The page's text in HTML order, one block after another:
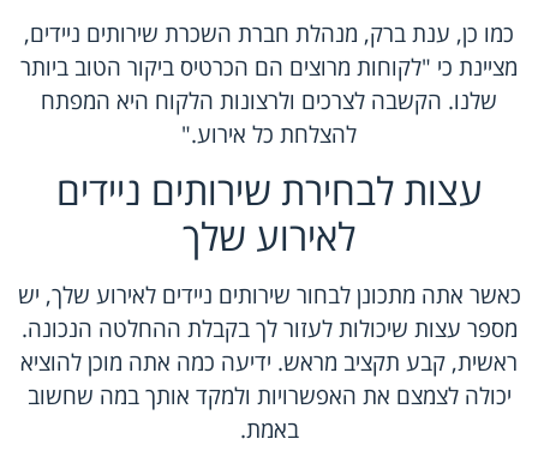
כמו כן, ענת ברק, מנהלת חברת השכרת שירותים ניידים,
מציינת כי "לקוחות מרוצים הם הכרטיס ביקור הטוב ביותר
שלנו. הקשבה לצרכים ולרצונות הלקוח היא המפתח
להצלחת כל אירוע."
עצות לבחירת שירותים ניידים
לאירוע שלך
כאשר אתה מתכונן לבחור שירותים ניידים לאירוע שלך, יש
מספר עצות שיכולות לעזור לך בקבלת ההחלטה הנכונה.
ראשית, קבע תקציב מראש. ידיעה כמה אתה מוכן להוציא
יכולה לצמצם את האפשרויות ולמקד אותך במה שחשוב
באמת.